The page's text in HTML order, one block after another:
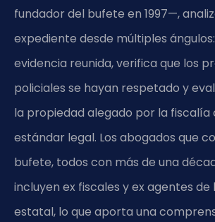
fundador del bufete en 1997—,
expediente desde múltiples
evidencia reunida, verifica que los
policiales se hayan respetado y
la propiedad alegado por la fiscalía
estándar legal. Los abogados que
bufete, todos con más de una
incluyen ex fiscales y ex agentes de
estatal, lo que aporta una